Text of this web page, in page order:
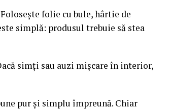
folie cu bule, hârtie de
simplă: produsul trebuie să stea
simți sau auzi mișcare în interior,
pur și simplu împreună. Chiar